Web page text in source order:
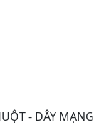
- DÂY MẠNG